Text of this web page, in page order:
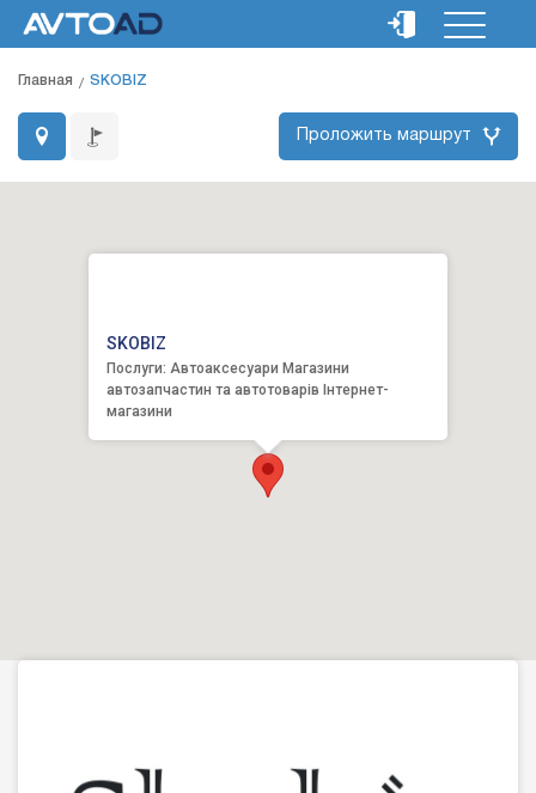
Главная SKOBIZ
Проложить маршрут
SKOBIZ
Послуги: Автоаксесуари Магазини
автозапчастин та автотоварів Інтернет-
магазини